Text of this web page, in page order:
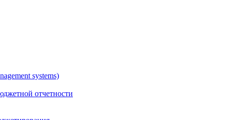
systems)
отчетности